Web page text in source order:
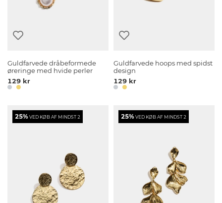
Guldfarvede dråbeformede
øreringe med hvide perler
129 kr
Guldfarvede hoops med spidst
design
129 kr
25%VED KØB AF MINDST 2 25%VED KØB AF MINDST 2